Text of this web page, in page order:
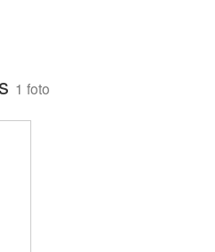
1 foto